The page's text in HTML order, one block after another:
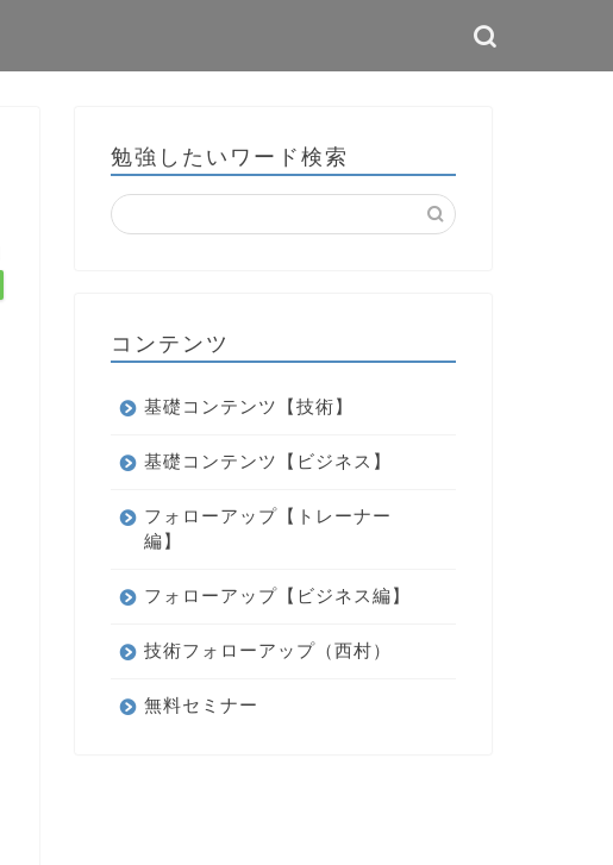
勉強したいワード検索
コンテンツ
基礎コンテンツ【技術】
基礎コンテンツ【ビジネス】
フォローアップ【トレーナー
編】
フォローアップ【ビジネス編】
技術フォローアップ（西村）
無料セミナー